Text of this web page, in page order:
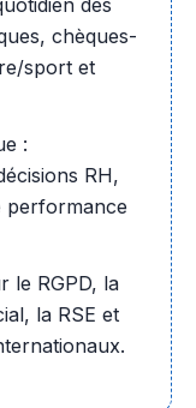
des
chèques-
sport et
:
RH,
performance
le RGPD, la
la RSE et